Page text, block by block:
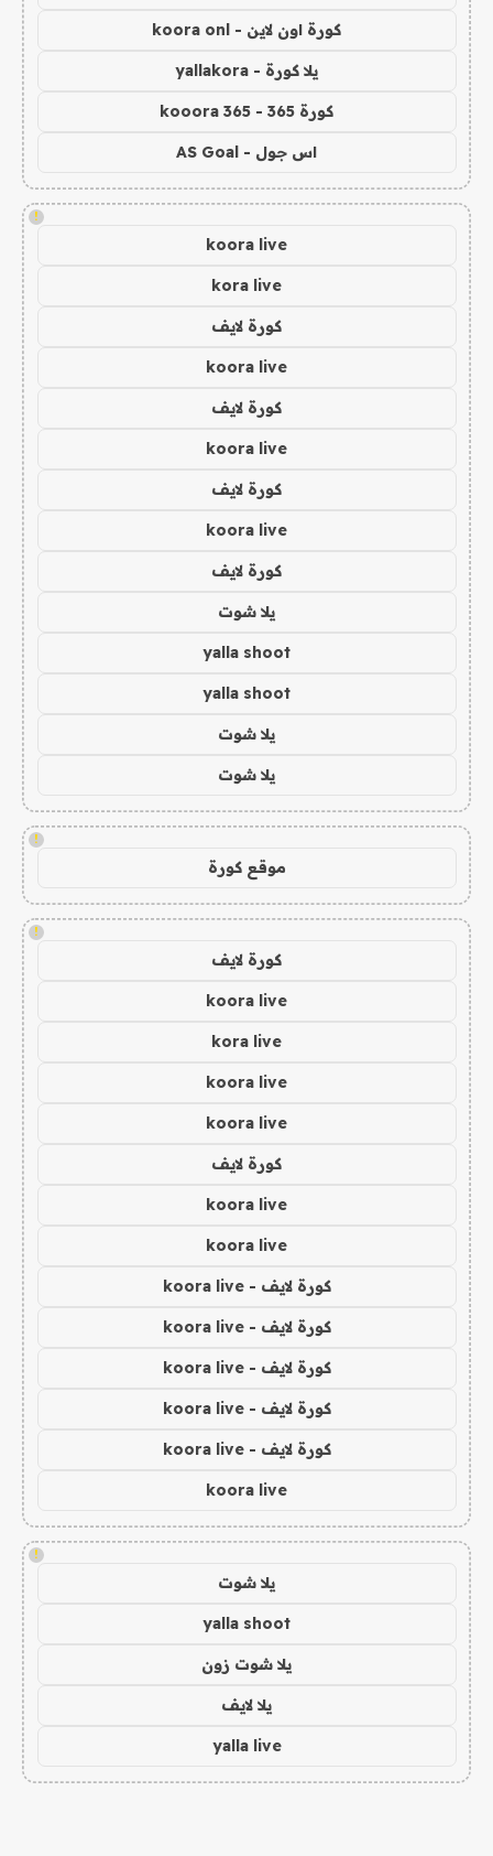
كورة اون لاين - koora onl
يلا كورة - yallakora
كورة 365 - kooora 365
اس جول - AS Goal
!
koora live
kora live
كورة لايف
koora live
كورة لايف
koora live
كورة لايف
koora live
كورة لايف
يلا شوت
yalla shoot
yalla shoot
يلا شوت
يلا شوت
!
موقع كورة
!
كورة لايف
koora live
kora live
koora live
koora live
كورة لايف
koora live
koora live
كورة لايف - koora live
كورة لايف - koora live
كورة لايف - koora live
كورة لايف - koora live
كورة لايف - koora live
koora live
!
يلا شوت
yalla shoot
يلا شوت زون
يلا لايف
yalla live